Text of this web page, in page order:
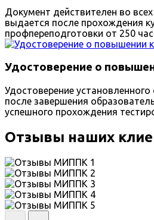
Документ действителен во всех
выдается после прохождения
профпереподготовки от 250
Удостоверение о
Удостоверение
после завершения
успешного прохождения
Отзывы наших